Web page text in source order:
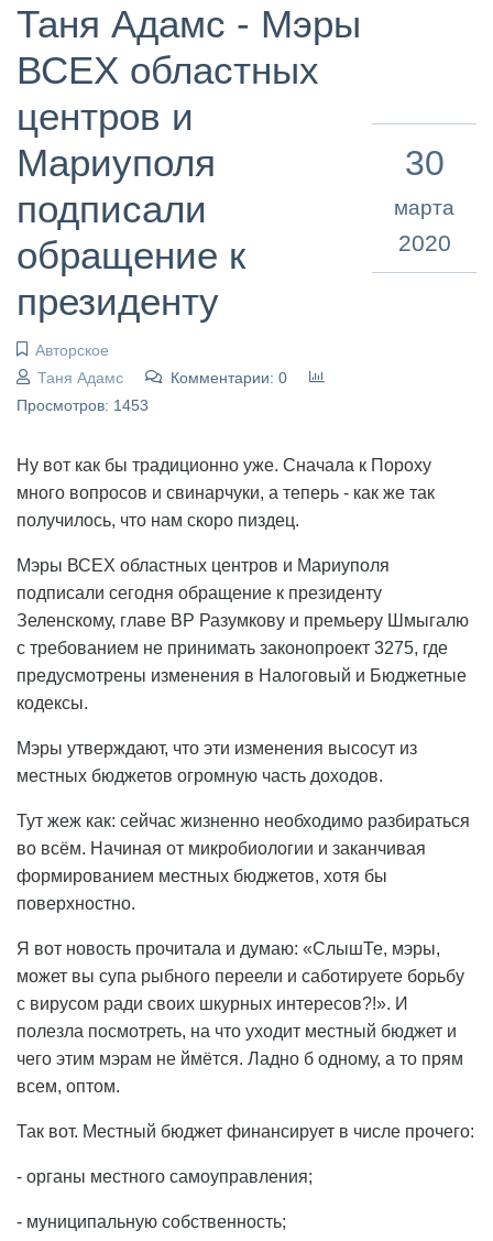
Таня Адамс - Мэры
ВСЕХ областных
центров и
Мариуполя
подписали
обращение к
президенту
Авторское
Таня Адамс
Комментарии: 0
Просмотров: 1453
30
марта
2020
Ну вот как бы традиционно уже. Сначала к Пороху
много вопросов и свинарчуки, а теперь - как же так
получилось, что нам скоро пиздец.
Мэры ВСЕХ областных центров и Мариуполя
подписали сегодня обращение к президенту
Зеленскому, главе ВР Разумкову и премьеру Шмыгалю
с требованием не принимать законопроект 3275, где
предусмотрены изменения в Налоговый и Бюджетные
кодексы.
Мэры утверждают, что эти изменения высосут из
местных бюджетов огромную часть доходов.
Тут жеж как: сейчас жизненно необходимо разбираться
во всём. Начиная от микробиологии и заканчивая
формированием местных бюджетов, хотя бы
поверхностно.
Я вот новость прочитала и думаю: «СлышТе, мэры,
может вы супа рыбного переели и саботируете борьбу
с вирусом ради своих шкурных интересов?!». И
полезла посмотреть, на что уходит местный бюджет и
чего этим мэрам не ймётся. Ладно б одному, а то прям
всем, оптом.
Так вот. Местный бюджет финансирует в числе прочего:
- органы местного самоуправления;
- муниципальную собственность;